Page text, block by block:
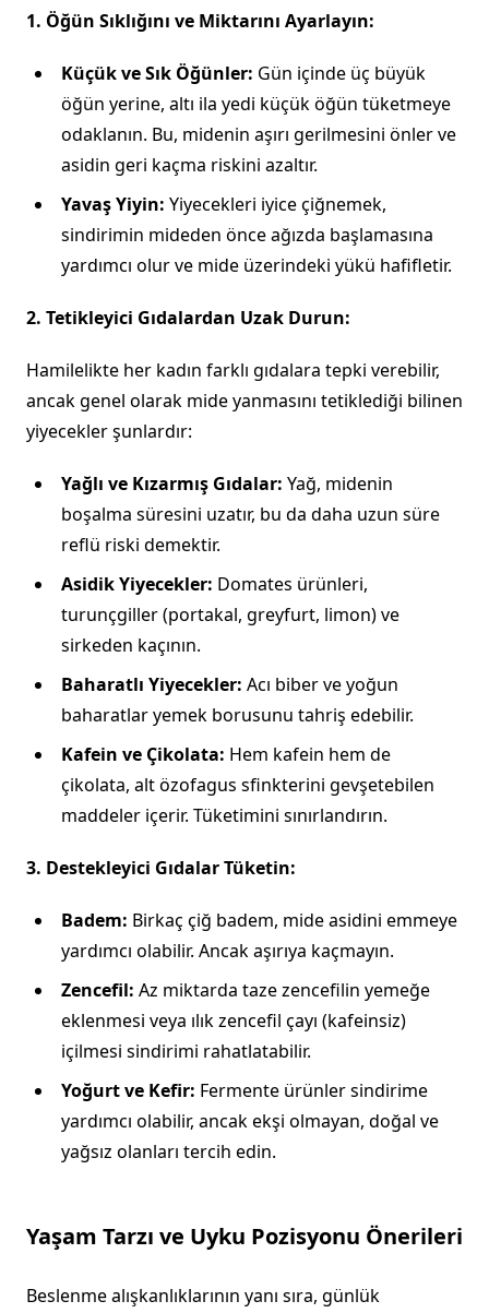
1. Öğün Sıklığını ve Miktarını Ayarlayın:
Küçük ve Sık Öğünler: Gün içinde üç büyük
öğün yerine, altı ila yedi küçük öğün tüketmeye
odaklanın. Bu, midenin aşırı gerilmesini önler ve
asidin geri kaçma riskini azaltır.
Yavaş Yiyin: Yiyecekleri iyice çiğnemek,
sindirimin mideden önce ağızda başlamasına
yardımcı olur ve mide üzerindeki yükü hafifletir.
2. Tetikleyici Gıdalardan Uzak Durun:
Hamilelikte her kadın farklı gıdalara tepki verebilir,
ancak genel olarak mide yanmasını tetiklediği bilinen
yiyecekler şunlardır:
Yağlı ve Kızarmış Gıdalar: Yağ, midenin
boşalma süresini uzatır, bu da daha uzun süre
reflü riski demektir.
Asidik Yiyecekler: Domates ürünleri,
turunçgiller (portakal, greyfurt, limon) ve
sirkeden kaçının.
Baharatlı Yiyecekler: Acı biber ve yoğun
baharatlar yemek borusunu tahriş edebilir.
Kafein ve Çikolata: Hem kafein hem de
çikolata, alt özofagus sfinkterini gevşetebilen
maddeler içerir. Tüketimini sınırlandırın.
3. Destekleyici Gıdalar Tüketin:
Badem: Birkaç çiğ badem, mide asidini emmeye
yardımcı olabilir. Ancak aşırıya kaçmayın.
Zencefil: Az miktarda taze zencefilin yemeğe
eklenmesi veya ılık zencefil çayı (kafeinsiz)
içilmesi sindirimi rahatlatabilir.
Yoğurt ve Kefir: Fermente ürünler sindirime
yardımcı olabilir, ancak ekşi olmayan, doğal ve
yağsız olanları tercih edin.
Yaşam Tarzı ve Uyku Pozisyonu Önerileri
Beslenme alışkanlıklarının yanı sıra, günlük